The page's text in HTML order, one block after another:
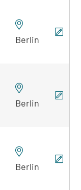
Berlin
Berlin
Berlin